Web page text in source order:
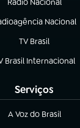
Rádio Nacional
Nacional
em nova aba)
TV Brasil
(abre em nova
Brasil Internacional
em nova aba)
Serviços
A Voz do Brasil
(abre em nova aba)